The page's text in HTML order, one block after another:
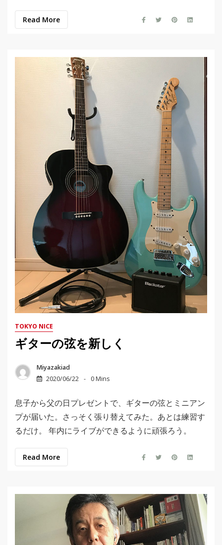
Read More
TOKYO NICE
ギターの弦を新しく
Miyazakiad
2020/06/22
0 Mins
息子から父の日プレゼントで、ギターの弦とミニアン
プが届いた。さっそく張り替えてみた。あとは練習す
るだけ。 年内にライブができるように頑張ろう。
Read More